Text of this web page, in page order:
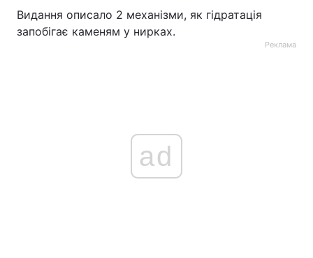
Видання описало 2 механізми, як гідратація
запобігає каменям у нирках.
Реклама
ad